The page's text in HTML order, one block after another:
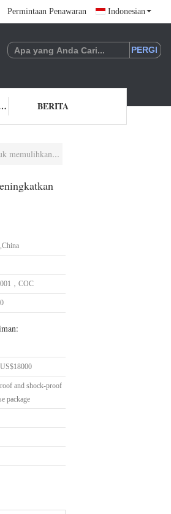
Permintaan Penawaran Indonesian
PENAWARAN BERITA
masa pakai trafo
，COC
and shock-proof
package